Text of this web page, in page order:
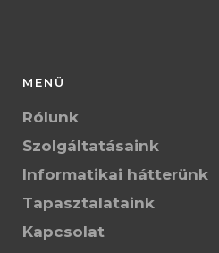
MENÜ
Rólunk
Szolgáltatásaink
Informatikai hátterünk
Tapasztalataink
Kapcsolat